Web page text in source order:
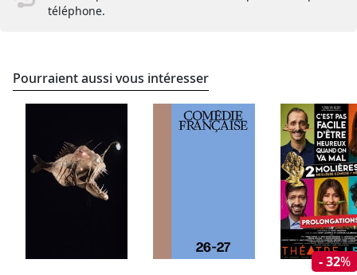
téléphone.
Pourraient aussi vous intéresser
- 32%